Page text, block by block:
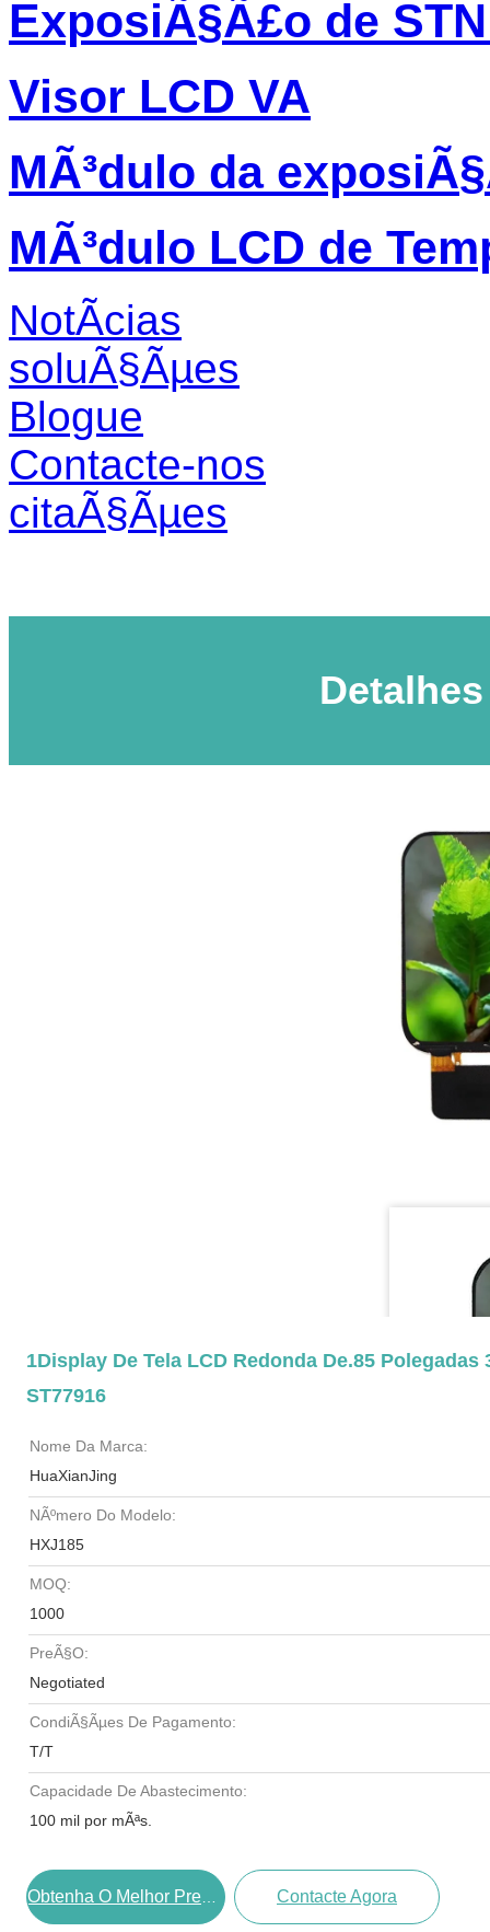
ExposiÃ§Ã£o de
Visor LCD VA
MÃ³dulo da
MÃ³dulo LCD de
NotÃ­cias
soluÃ§Ãµes
Blogue
Contacte-nos
citaÃ§Ãµes
1Display De Tela LCD Redonda De.85
ST77916
Nome Da Marca:
HuaXianJing
NÃºmero Do Modelo:
HXJ185
MOQ:
1000
PreÃ§o:
Negotiated
CondiÃ§Ãµes De Pagamento:
T/T
Capacidade De Abastecimento:
100 mil por mÃªs.
Contacte Agora